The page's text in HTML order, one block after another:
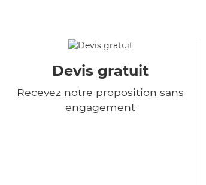
Devis gratuit
Recevez notre proposition sans
engagement